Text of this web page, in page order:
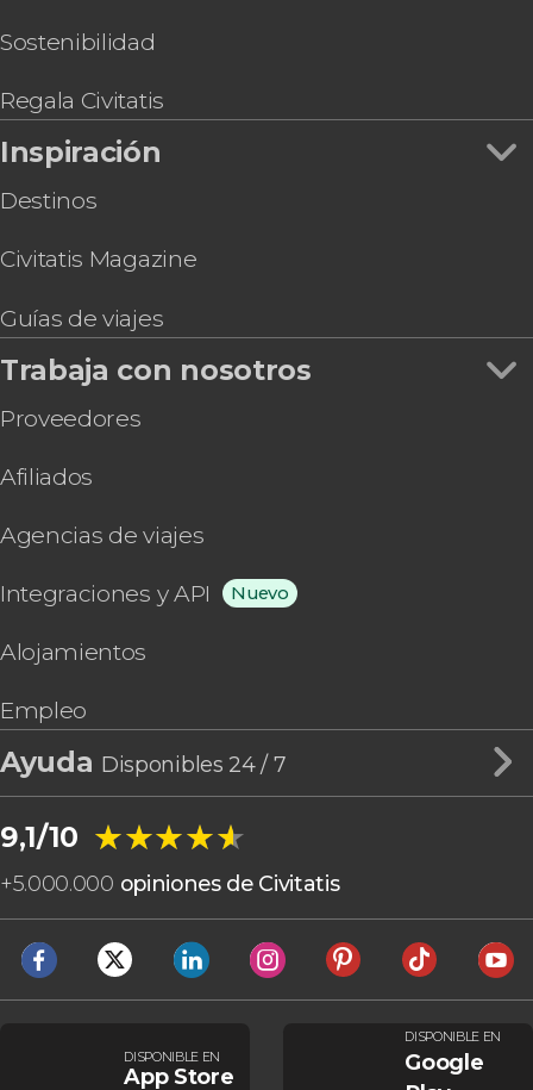
Sostenibilidad
Regala Civitatis
Inspiración
Destinos
Civitatis Magazine
Guías de viajes
Trabaja con nosotros
Proveedores
Afiliados
Agencias de viajes
Integraciones y API Nuevo
Alojamientos
Empleo
Ayuda Disponibles 24 / 7
9,1/10 ★★★★★
★★★★★
+5.000.000 opiniones de Civitatis
DISPONIBLE EN
App Store
DISPONIBLE EN
Google